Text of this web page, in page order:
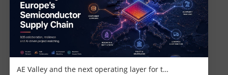
AE Valley and the next operating layer for t…